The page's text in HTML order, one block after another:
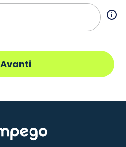
Avanti